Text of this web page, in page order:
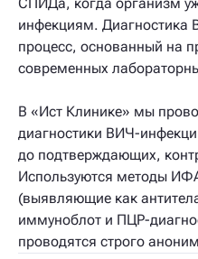
инфекциям. Диагностика
процесс, основанный на
современных
В «Ист Клинике» мы
диагностики ВИЧ-
до подтверждающих,
Используются методы
(выявляющие как
иммуноблот и ПЦР-
проводятся строго